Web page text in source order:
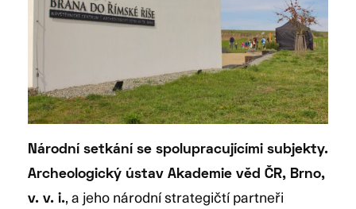
Národní setkání se spolupracujícími subjekty.
Archeologický ústav Akademie věd ČR, Brno,
v. v. i., a jeho národní strategičtí partneři